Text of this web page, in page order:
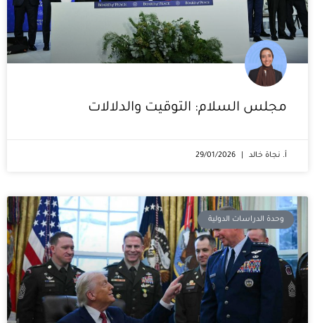
مجلس السلام: التوقيت والدلالات
أ. نجاة خالد
وحدة الدراسات الدولية